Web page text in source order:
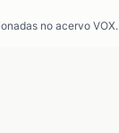
no acervo VOX.